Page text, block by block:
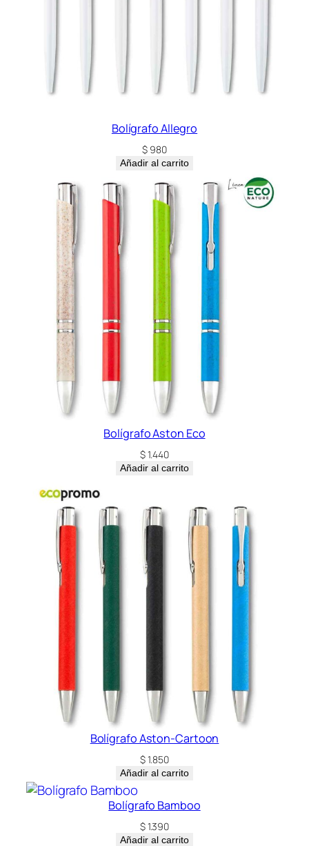
Bolígrafo Allegro
$ 980
Añadir al carrito
Bolígrafo Aston Eco
$1.440
Añadir al carrito
Bolígrafo Aston-Cartoon
$1.850
Añadir al carrito
Bolígrafo Bamboo
$1.390
Añadir al carrito